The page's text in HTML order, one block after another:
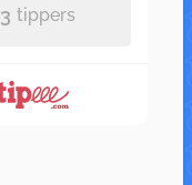
3 tippers